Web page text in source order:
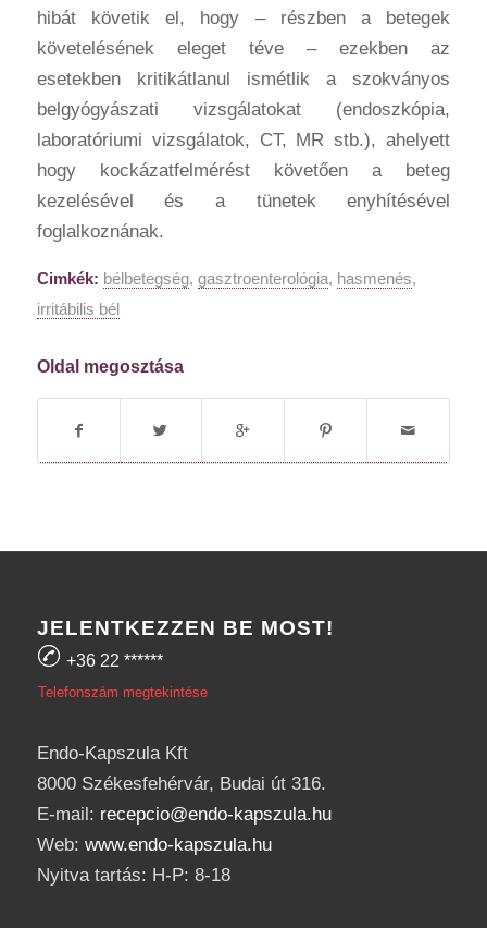
hibát követik el, hogy – részben a betegek
követelésének eleget téve – ezekben az
esetekben kritikátlanul ismétlik a szokványos
belgyógyászati vizsgálatokat (endoszkópia,
laboratóriumi vizsgálatok, CT, MR stb.), ahelyett
hogy kockázatfelmérést
követően a beteg
kezelésével és a tünetek enyhítésével
foglalkoznának.
Cimkék: bélbetegség, gasztroenterológia, hasmenés,
irritábilis bél
Oldal megosztása
JELENTKEZZEN BE MOST!
+36 22 ******
Telefonszám megtekintése
Endo-Kapszula Kft
8000 Székesfehérvár, Budai út 316.
E-mail: recepcio@endo-kapszula.hu
Web: www.endo-kapszula.hu
Nyitva tartás: H-P: 8-18